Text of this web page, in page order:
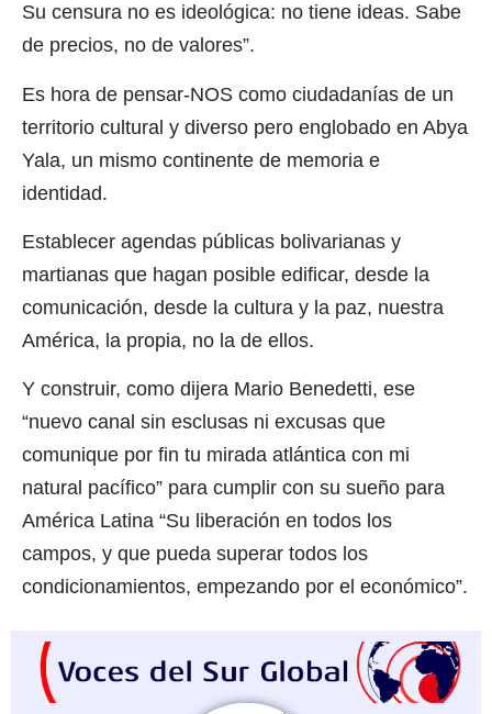
Su censura no es ideológica: no tiene ideas. Sabe
de precios, no de valores”.
Es hora de pensar-NOS como ciudadanías de un
territorio cultural y diverso pero englobado en Abya
Yala, un mismo continente de memoria e
identidad.
Establecer agendas públicas bolivarianas y
martianas que hagan posible edificar, desde la
comunicación, desde la cultura y la paz, nuestra
América, la propia, no la de ellos.
Y construir, como dijera Mario Benedetti, ese
“nuevo canal sin esclusas ni excusas que
comunique por fin tu mirada atlántica con mi
natural pacífico” para cumplir con su sueño para
América Latina “Su liberación en todos los
campos, y que pueda superar todos los
condicionamientos, empezando por el económico”.